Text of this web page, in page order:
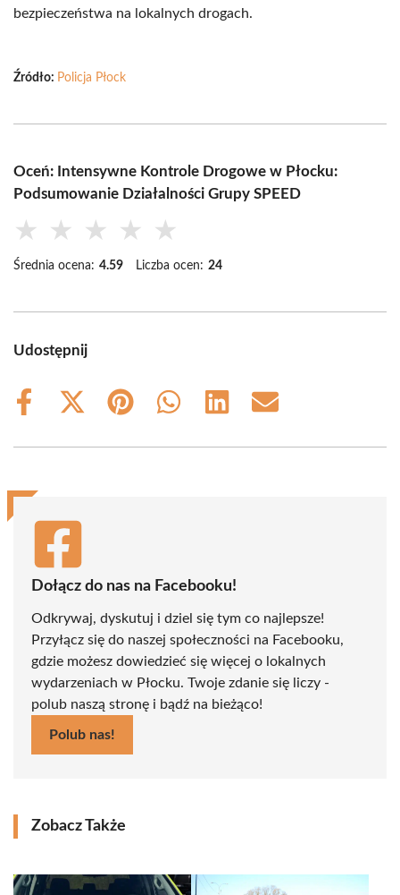
bezpieczeństwa na lokalnych drogach.
Źródło: Policja Płock
Oceń: Intensywne Kontrole Drogowe w Płocku:
Podsumowanie Działalności Grupy SPEED
★ ★ ★ ★ ★
Średnia ocena: 4.59 Liczba ocen: 24
Udostępnij
Share
Share
(Twitter)
Share
Share
Share
Share
Dołącz do nas na Facebooku!
Odkrywaj, dyskutuj i dziel się tym co najlepsze!
Przyłącz się do naszej społeczności na Facebooku,
gdzie możesz dowiedzieć się więcej o lokalnych
wydarzeniach w Płocku. Twoje zdanie się liczy -
polub naszą stronę i bądź na bieżąco!
Polub nas!
Zobacz Także